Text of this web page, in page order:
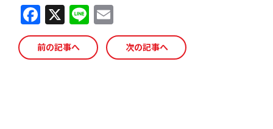
F
a
c
X Li
n
e
m
ai
前の記事へ 次の記事へ